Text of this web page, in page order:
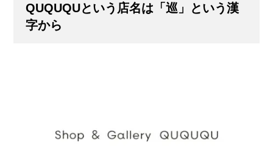
QUQUQUという店名は「巡」という漢
字から